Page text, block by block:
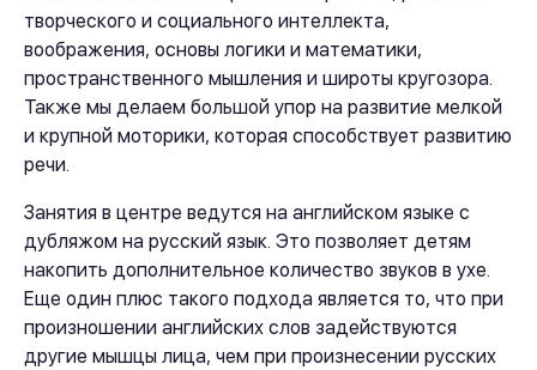
творческого и социального интеллекта,
воображения, основы логики и математики,
пространственного мышления и широты кругозора.
Также мы делаем большой упор на развитие мелкой
и крупной моторики, которая способствует развитию
речи.
Занятия в центре ведутся на английском языке с
дубляжом на русский язык. Это позволяет детям
накопить дополнительное количество звуков в ухе.
Еще один плюс такого подхода является то, что при
произношении английских слов задействуются
другие мышцы лица, чем при произнесении русских